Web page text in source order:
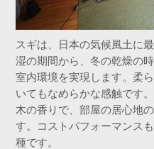
スギは、日本の気候風土に
湿の期間から、冬の乾燥の
室内環境を実現します。柔
いてもなめらかな感触です
木の香りで、部屋の居心地
す。コストパフォーマンス
種です。